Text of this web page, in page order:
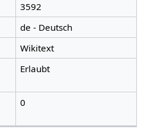
3592
de - Deutsch
Wikitext
Erlaubt
0